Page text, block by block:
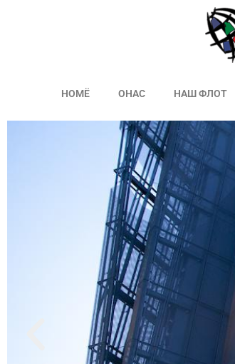
НOMЁ ОНАС НАШ ФЛОТ